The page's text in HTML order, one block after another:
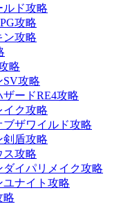
ルド攻略
攻略
ン攻略
略
SV攻略
ードRE4攻略
イク攻略
ブザワイルド攻略
剣盾攻略
ス攻略
ダイパリメイク攻略
ユナイト攻略
略